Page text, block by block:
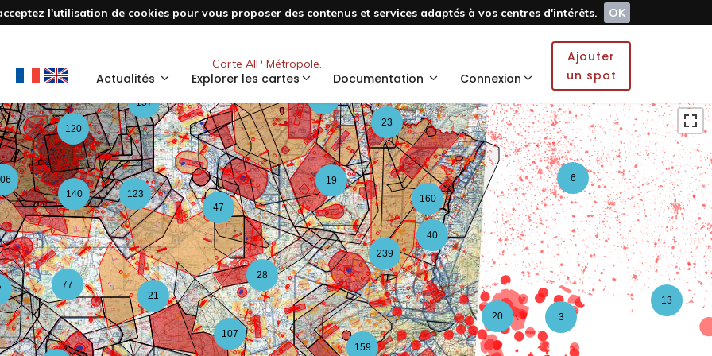
l'utilisation de cookies pour vous proposer des contenus et services adaptés à vos centres d'intérêts.
OK
Carte AIP Métropole.
Actualités Explorer les cartes Documentation Connexion
Ajouter
un spot
59
159
107
77
123
157
47
28
3
13
19 6
40
23
160
3
21
140
120
20
239